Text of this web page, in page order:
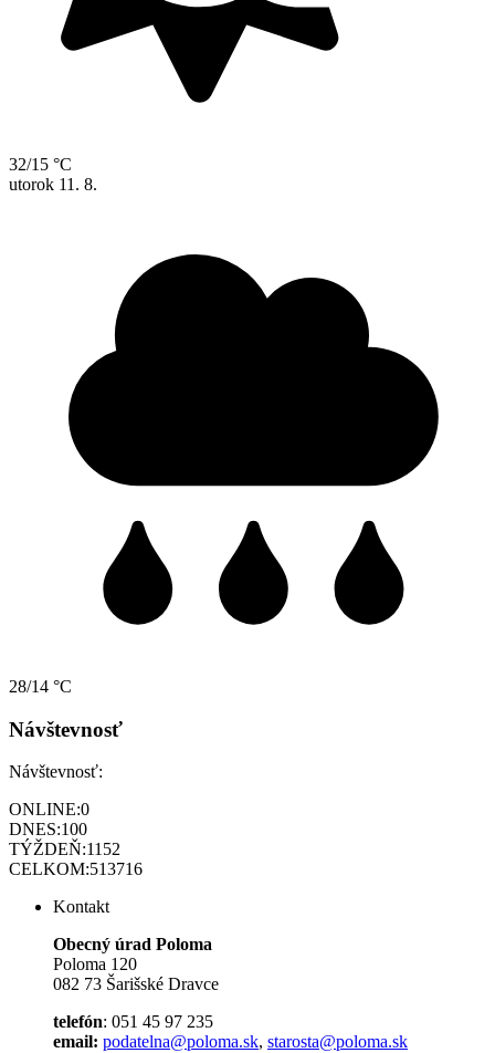
32/15 °C
utorok 11. 8.
28/14 °C
Návštevnosť
Návštevnosť:
ONLINE:0
DNES:100
TÝŽDEŇ:1152
CELKOM:513716
Kontakt
Obecný úrad Poloma
Poloma 120
082 73 Šarišské Dravce
telefón: 051 45 97 235
email: podatelna@poloma.sk, starosta@poloma.sk